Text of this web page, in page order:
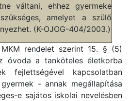
váltani, ehhez gyermeke
amelyet a szülő
(K-OJOG-404/2003.)
rendelet szerint 15. § (5)
óvoda a tanköteles életkorba
fejlettségével kapcsolatban
- annak megállapítása
e sajátos iskolai nevelésben